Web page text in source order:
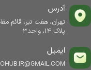
آدرس
تهران، هفت تیر، قائم
پلاک 14، واحد3
ایمیل